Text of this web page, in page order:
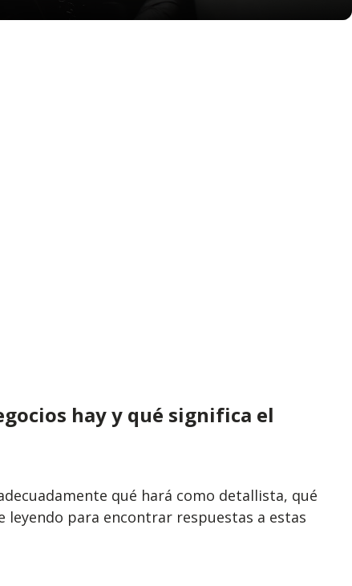
hay y qué significa el
qué hará como detallista, qué
para encontrar respuestas a estas